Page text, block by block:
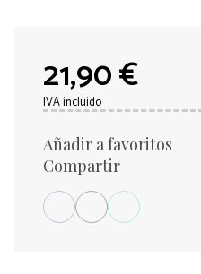
21,90 €
IVA incluido
Añadir a favoritos
Compartir